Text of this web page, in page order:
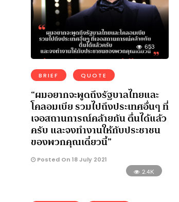
653
BRIEF QUOTE
“ผมอยากจะพูดถึงรัฐบาลไทยและ
โคลอมเบีย รวมไปถึงประเทศอื่นๆ ที่
เจอสถานการณ์คล้ายกัน ตื่นได้แล้ว
ครับ และจงทำงานให้กับประชาชน
ของพวกคุณเดี๋ยวนี้”
Posted On 18 July 2021
2.4K